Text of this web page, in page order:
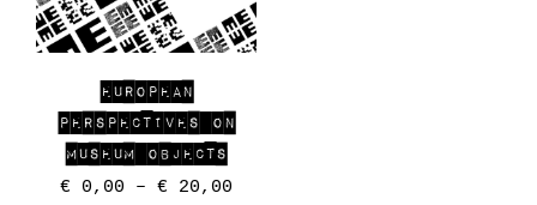
EUROPEAN
PERSPECTIVES ON
MUSEUM OBJECTS
€ 0,00 – € 20,00